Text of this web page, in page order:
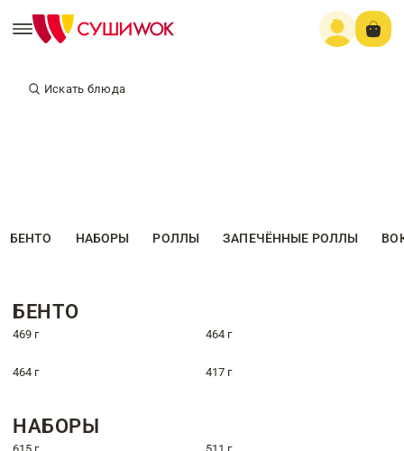
Искать блюда
БЕНТО НАБОРЫ РОЛЛЫ ЗАПЕЧЁННЫЕ РОЛЛЫ
БЕНТО
469 г 464 г
464 г 417 г
НАБОРЫ